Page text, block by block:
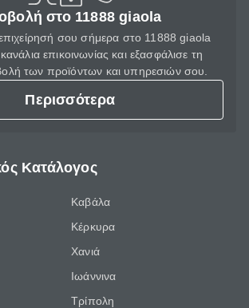
στο 11888 giaola
σου σήμερα στο 11888 giaola
επικοινωνίας και εξασφάλισε τη
των προϊόντων και υπηρεσιών σου.
Περισσότερα
Κατάλογος
Καβάλα
Κέρκυρα
Χανιά
Ιωάννινα
Τρίπολη